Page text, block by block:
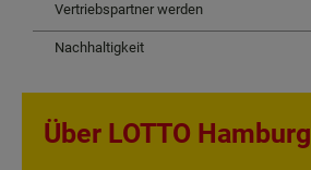
Vertriebspartner werden
Nachhaltigkeit
Über LOTTO Hamburg